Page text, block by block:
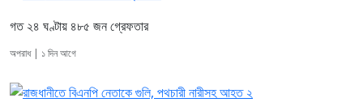
গত ২৪ ঘণ্টায় ৪৮৫ জন গ্রেফতার
অপরাধ | ১ দিন আগে